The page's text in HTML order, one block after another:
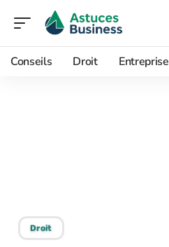
Conseils Droit Entreprise
Droit